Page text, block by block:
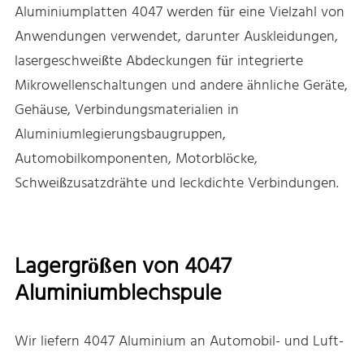
Aluminiumplatten 4047 werden für eine Vielzahl von
Anwendungen verwendet, darunter Auskleidungen,
lasergeschweißte Abdeckungen für integrierte
Mikrowellenschaltungen und andere ähnliche Geräte,
Gehäuse, Verbindungsmaterialien in
Aluminiumlegierungsbaugruppen,
Automobilkomponenten, Motorblöcke,
Schweißzusatzdrähte und leckdichte Verbindungen.
Lagergrößen von 4047
Aluminiumblechspule
Wir liefern 4047 Aluminium an Automobil- und Luft-